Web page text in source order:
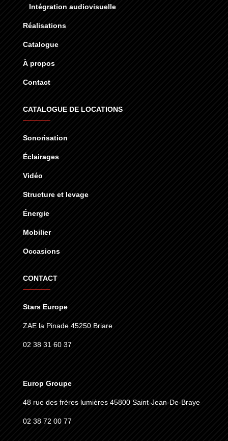
Intégration audiovisuelle
Réalisations
Catalogue
À propos
Contact
CATALOGUE DE LOCATIONS
Sonorisation
Éclairages
Vidéo
Structure et levage
Énergie
Mobilier
Occasions
CONTACT
Stars Europe
ZAE la Pinade 45250 Briare
02 38 31 60 37
Europ Groupe
48 rue des frères lumières 45800 Saint-Jean-De-Braye
02 38 72 00 77